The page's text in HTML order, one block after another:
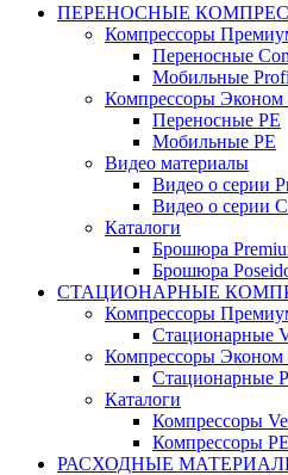
ПЕРЕНОСНЫЕ
Компрессоры
Переносные
Мобильные
Компрессоры Эконом
Переносные PE
Мобильные PE
Видео материалы
Видео о серии
Видео о серии
Каталоги
Брошюра
Брошюра
СТАЦИОНАРНЫЕ
Компрессоры
Стационарные
Компрессоры Эконом
Стационарные
Каталоги
Компрессоры
Компрессоры PE
РАСХОДНЫЕ